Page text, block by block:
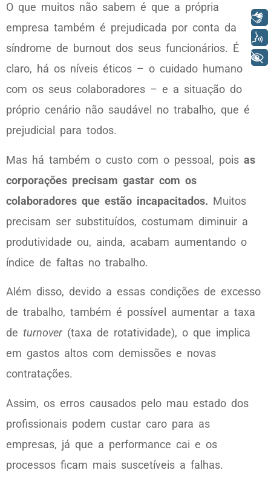
O que muitos não sabem é que a própria
empresa também é prejudicada por conta da
síndrome de burnout dos seus funcionários. É
claro, há os níveis éticos – o cuidado humano
com os seus colaboradores – e a situação do
próprio cenário não saudável no trabalho, que é
prejudicial para todos.
Mas há também o custo com o pessoal, pois as
corporações precisam gastar com os
colaboradores que estão incapacitados. Muitos
precisam ser substituídos, costumam diminuir a
produtividade ou, ainda, acabam aumentando o
índice de faltas no trabalho.
Além disso, devido a essas condições de excesso
de trabalho, também é possível aumentar a taxa
de turnover (taxa de rotatividade), o que implica
em gastos altos com demissões e novas
contratações.
Assim, os erros causados pelo mau estado dos
profissionais podem custar caro para as
empresas, já que a performance cai e os
processos ficam mais suscetíveis a falhas.